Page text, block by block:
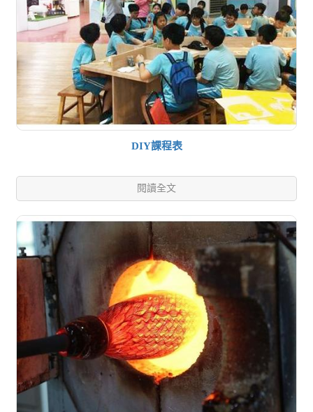
DIY課程表
閱讀全文